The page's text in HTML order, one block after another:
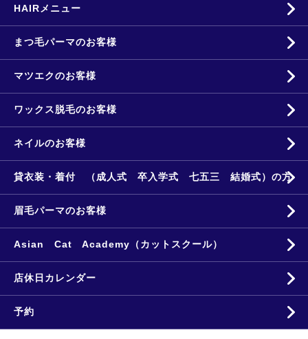
HAIRメニュー
まつ毛パーマのお客様
マツエクのお客様
ワックス脱毛のお客様
ネイルのお客様
貸衣装・着付 （成人式 卒入学式 七五三 結婚式）の方
眉毛パーマのお客様
Asian Cat Academy（カットスクール）
店休日カレンダー
予約